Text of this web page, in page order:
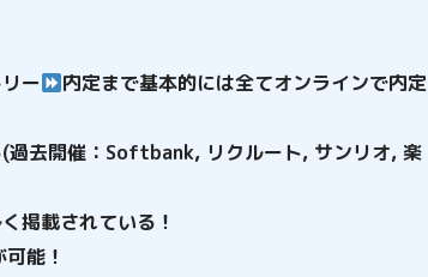
ー
内定まで基本的には全てオンラインで内定
過去開催：Softbank, リクルート, サンリオ, 楽
掲載されている！
能！